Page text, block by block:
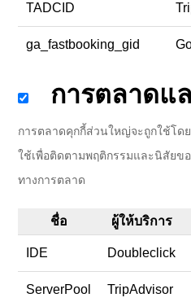
TADCID
ga_fastbooking_gid
การตลาดแ
การตลาดคุกกี้ส่วนใหญ่จะถูกใช้โด
ใช้เพื่อติดตามพฤติกรรมและนิสัยขอ
ทางการตลาด
ชื่อ ผู้ให้บริการ
IDE Doubleclick
ServerPool TripAdvisor